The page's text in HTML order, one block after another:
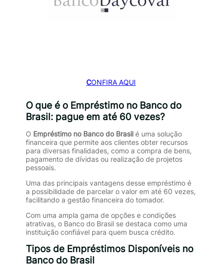
CONFIRA AQUI
O que é o Empréstimo no Banco do
Brasil: pague em até 60 vezes?
O Empréstimo no Banco do Brasil é uma solução
financeira que permite aos clientes obter recursos
para diversas finalidades, como a compra de bens,
pagamento de dívidas ou realização de projetos
pessoais.
Uma das principais vantagens desse empréstimo é
a possibilidade de parcelar o valor em até 60 vezes,
facilitando a gestão financeira do tomador.
Com uma ampla gama de opções e condições
atrativas, o Banco do Brasil se destaca como uma
instituição confiável para quem busca crédito.
Tipos de Empréstimos Disponíveis no
Banco do Brasil